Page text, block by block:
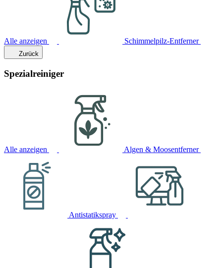
Alle anzeigen Schimmelpilz-Entferner
Zurück
Spezialreiniger
Alle anzeigen Algen & Moosentferner
Antistatikspray